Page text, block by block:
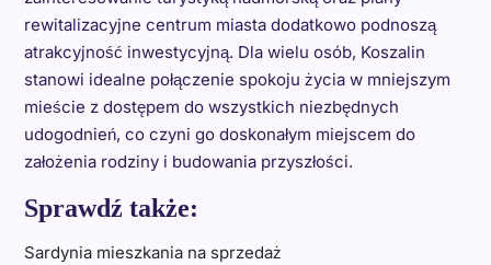
rewitalizacyjne centrum miasta dodatkowo podnoszą
atrakcyjność inwestycyjną. Dla wielu osób, Koszalin
stanowi idealne połączenie spokoju życia w mniejszym
mieście z dostępem do wszystkich niezbędnych
udogodnień, co czyni go doskonałym miejscem do
założenia rodziny i budowania przyszłości.
Sprawdź także:
Sardynia mieszkania na sprzedaż